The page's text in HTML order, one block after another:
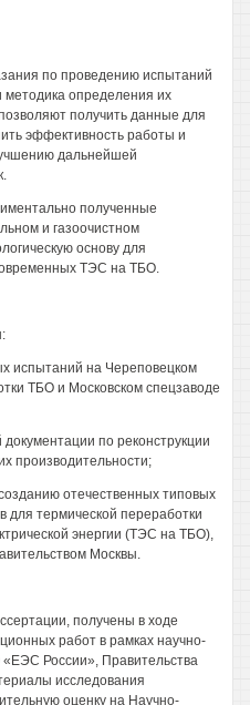
по проведению испытаний
методика определения их
получить данные для
эффективность работы и
дальнейшей
полученные
и газоочистном
основу для
ТЭС на ТБО.
испытаний на Череповецком
ТБО и Московском спецзаводе
документации по реконструкции
производительности;
отечественных типовых
для термической переработки
энергии (ТЭС на ТБО),
Москвы.
получены в ходе
работ в рамках научно-
России», Правительства
исследования
оценку на Научно-